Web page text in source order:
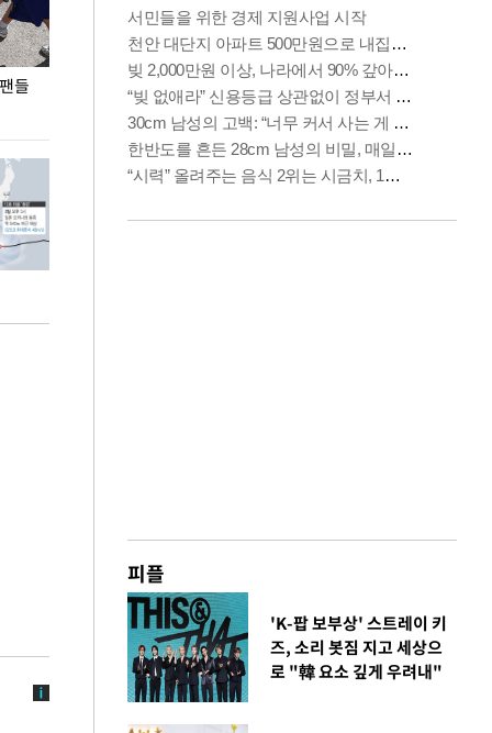
들
이 대통령, '청년 대책 속도 높여야…폭염 문제도 입추 코앞인데
피플
'K-팝 보부상' 스트레이 키
즈, 소리 봇짐 지고 세상으
로 "韓 요소 깊게 우려내"